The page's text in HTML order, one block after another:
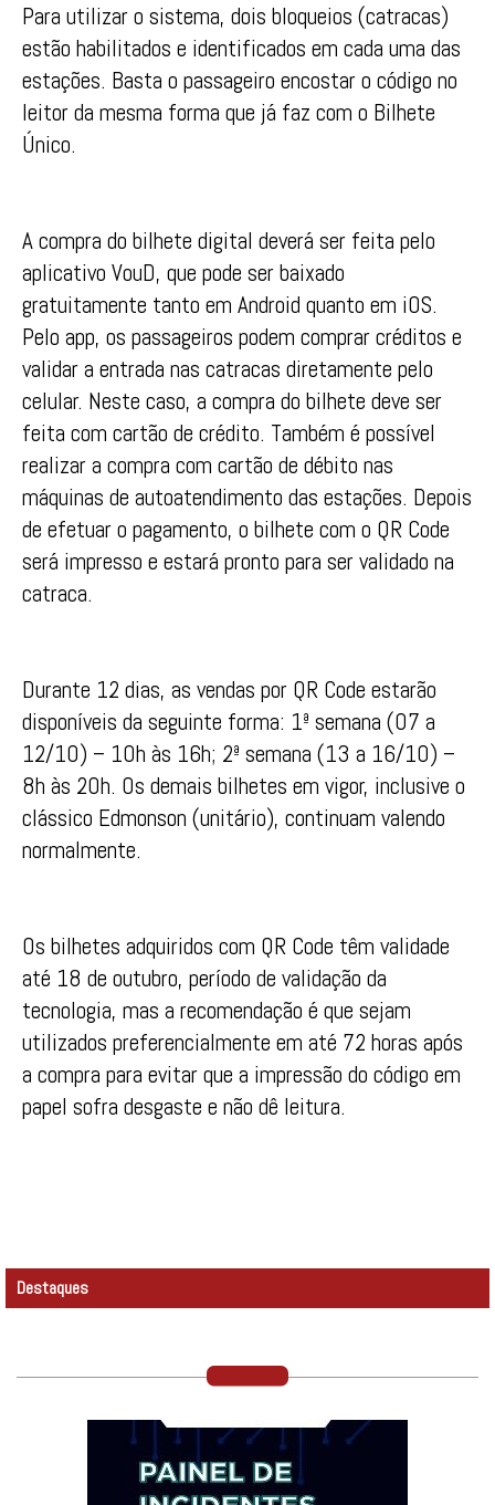
Para utilizar o sistema, dois bloqueios (catracas)
estão habilitados e identificados em cada uma das
estações. Basta o passageiro encostar o código no
leitor da mesma forma que já faz com o Bilhete
Único.
A compra do bilhete digital deverá ser feita pelo
aplicativo VouD, que pode ser baixado
gratuitamente tanto em Android quanto em iOS.
Pelo app, os passageiros podem comprar créditos e
validar a entrada nas catracas diretamente pelo
celular. Neste caso, a compra do bilhete deve ser
feita com cartão de crédito. Também é possível
realizar a compra com cartão de débito nas
máquinas de autoatendimento das estações. Depois
de efetuar o pagamento, o bilhete com o QR Code
será impresso e estará pronto para ser validado na
catraca.
Durante 12 dias, as vendas por QR Code estarão
disponíveis da seguinte forma: 1ª semana (07 a
12/10) – 10h às 16h; 2ª semana (13 a 16/10) –
8h às 20h. Os demais bilhetes em vigor, inclusive o
clássico Edmonson (unitário), continuam valendo
normalmente.
Os bilhetes adquiridos com QR Code têm validade
até 18 de outubro, período de validação da
tecnologia, mas a recomendação é que sejam
utilizados preferencialmente em até 72 horas após
a compra para evitar que a impressão do código em
papel sofra desgaste e não dê leitura.
Destaques